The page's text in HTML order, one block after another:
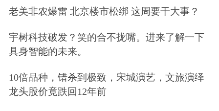
面也有意对外塑造“科技企业”的公众形
V把腾讯、华为、比亚迪和平安并列称
老美非农爆雷 北京楼市松绑 这周要干大事？
宇树科技破发？笑的合不拢嘴。进来了解一下
具身智能的未来。
10倍品种，错杀到极致，宋城演艺，文旅演绎
龙头股价竟跌回12年前